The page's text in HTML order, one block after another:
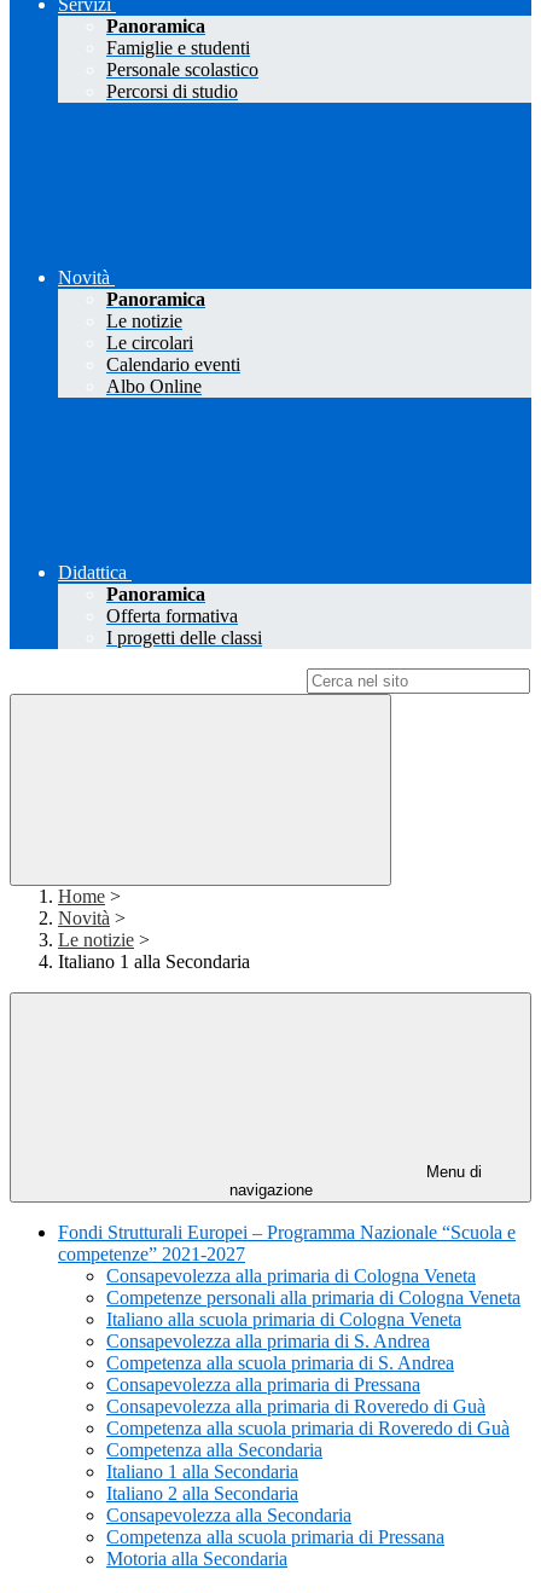
Servizi
Panoramica
Famiglie e studenti
Personale scolastico
Percorsi di studio
Novità
Panoramica
Le notizie
Le circolari
Calendario eventi
Albo Online
Didattica
Panoramica
Offerta formativa
I progetti delle classi
Home >
Novità >
Le notizie >
Italiano 1 alla Secondaria
Menu di
navigazione
Fondi Strutturali Europei – Programma Nazionale “Scuola e
competenze” 2021-2027
Consapevolezza alla primaria di Cologna Veneta
Competenze personali alla primaria di Cologna Veneta
Italiano alla scuola primaria di Cologna Veneta
Consapevolezza alla primaria di S. Andrea
Competenza alla scuola primaria di S. Andrea
Consapevolezza alla primaria di Pressana
Consapevolezza alla primaria di Roveredo di Guà
Competenza alla scuola primaria di Roveredo di Guà
Competenza alla Secondaria
Italiano 1 alla Secondaria
Italiano 2 alla Secondaria
Consapevolezza alla Secondaria
Competenza alla scuola primaria di Pressana
Motoria alla Secondaria